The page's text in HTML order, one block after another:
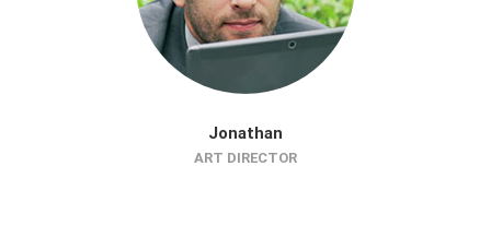
Jonathan
ART DIRECTOR